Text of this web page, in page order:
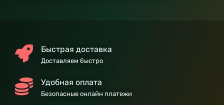
Быстрая доставка
Доставляем быстро
Удобная оплата
Безопасные онлайн платежи